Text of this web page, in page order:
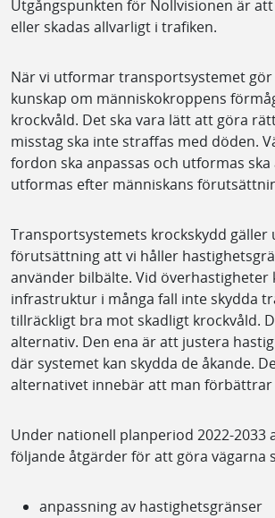
Utgångspunkten för Nollvisionen är
eller skadas allvarligt i trafiken.
När vi utformar transportsystemet
kunskap om människokroppens
krockvåld. Det ska vara lätt att göra
misstag ska inte straffas med döden.
fordon ska anpassas och utformas ska
utformas efter människans
Transportsystemets krockskydd gäller
förutsättning att vi håller
använder bilbälte. Vid överhastigheter
infrastruktur i många fall inte skydda
tillräckligt bra mot skadligt krockvåld.
alternativ. Den ena är att justera
där systemet kan skydda de åkande.
alternativet innebär att man
Under nationell planperiod 2022-2033
följande åtgärder för att göra vägarna
anpassning av hastighetsgränser